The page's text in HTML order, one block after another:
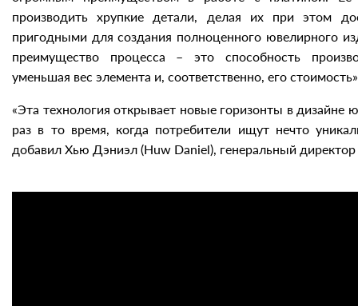
производить хрупкие детали, делая их при этом
пригодными для создания полноценного ювелирного
преимущество процесса – это способность
уменьшая вес элемента и, соответственно, его
«Эта технология открывает новые горизонты в дизайне
раз в то время, когда потребители ищут нечто
добавил Хью Дэниэл (Huw Daniel), генеральный директор